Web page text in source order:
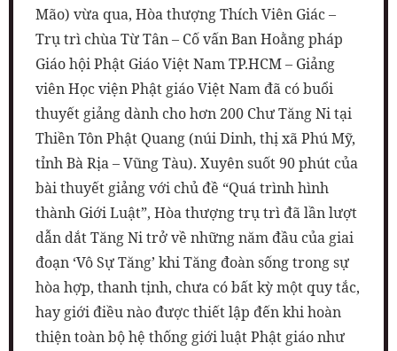
Mão) vừa qua, Hòa thượng Thích Viên Giác –
Trụ trì chùa Từ Tân – Cố vấn Ban Hoằng pháp
Giáo hội Phật Giáo Việt Nam TP.HCM – Giảng
viên Học viện Phật giáo Việt Nam đã có buổi
thuyết giảng dành cho hơn 200 Chư Tăng Ni tại
Thiền Tôn Phật Quang (núi Dinh, thị xã Phú Mỹ,
tỉnh Bà Rịa – Vũng Tàu). Xuyên suốt 90 phút của
bài thuyết giảng với chủ đề “Quá trình hình
thành Giới Luật”, Hòa thượng trụ trì đã lần lượt
dẫn dắt Tăng Ni trở về những năm đầu của giai
đoạn ‘Vô Sự Tăng’ khi Tăng đoàn sống trong sự
hòa hợp, thanh tịnh, chưa có bất kỳ một quy tắc,
hay giới điều nào được thiết lập đến khi hoàn
thiện toàn bộ hệ thống giới luật Phật giáo như